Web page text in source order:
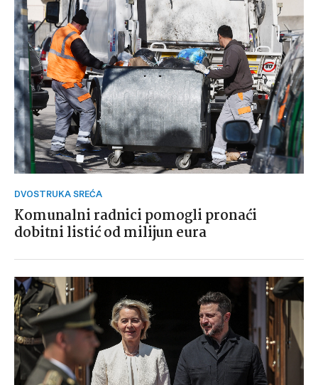
DVOSTRUKA SREĆA
Komunalni radnici pomogli pronaći
dobitni listić od milijun eura